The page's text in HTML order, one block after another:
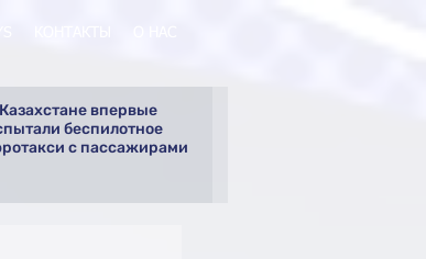
впервые
беспилотное
с пассажирами